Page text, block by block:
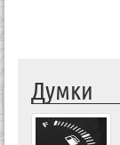
Думки